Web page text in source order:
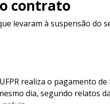
contrato
levaram à suspensão do
realiza o pagamento
dia, segundo relatos